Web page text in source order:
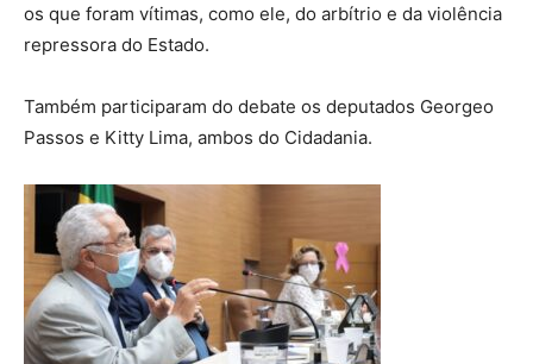
os que foram vítimas, como ele, do arbítrio e da violência
repressora do Estado.
Também participaram do debate os deputados Georgeo
Passos e Kitty Lima, ambos do Cidadania.